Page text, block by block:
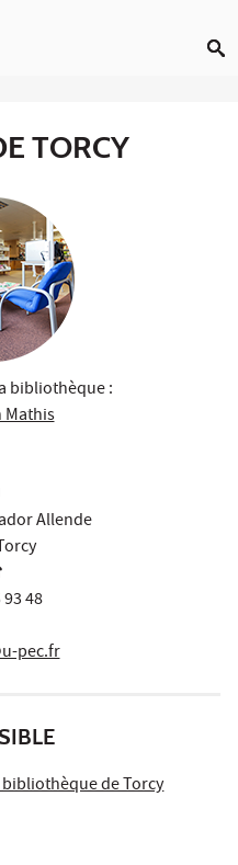
TORCY
bibliothèque :
Allende
48
pec.fr
de Torcy